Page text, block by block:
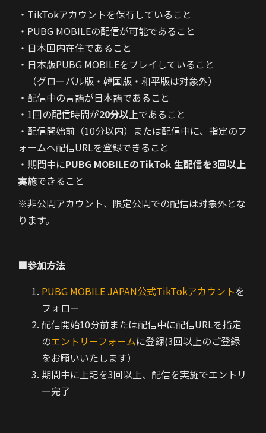
・TikTokアカウントを保有していること
・PUBG MOBILEの配信が可能であること
・日本国内在住であること
・日本版PUBG MOBILEをプレイしていること
（グローバル版・韓国版・和平版は対象外）
・配信中の言語が日本語であること
・1回の配信時間が20分以上であること
・配信開始前（10分以内）または配信中に、指定のフ
ォームへ配信URLを登録できること
・期間中にPUBG MOBILEのTikTok 生配信を3回以上
実施できること
※非公開アカウント、限定公開での配信は対象外とな
ります。
■参加方法
PUBG MOBILE JAPAN公式TikTokアカウントを
フォロー
配信開始10分前または配信中に配信URLを指定
のエントリーフォームに登録(3回以上のご登録
をお願いいたします）
期間中に上記を3回以上、配信を実施でエントリ
ー完了